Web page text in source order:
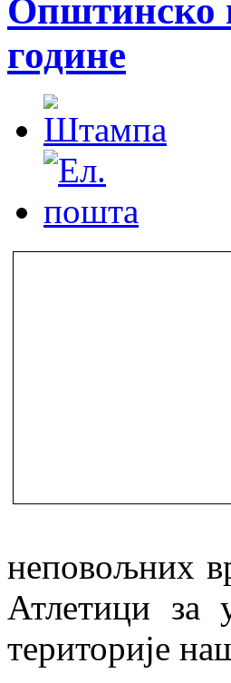
Општинско
године
неповољних
Атлетици за
територије